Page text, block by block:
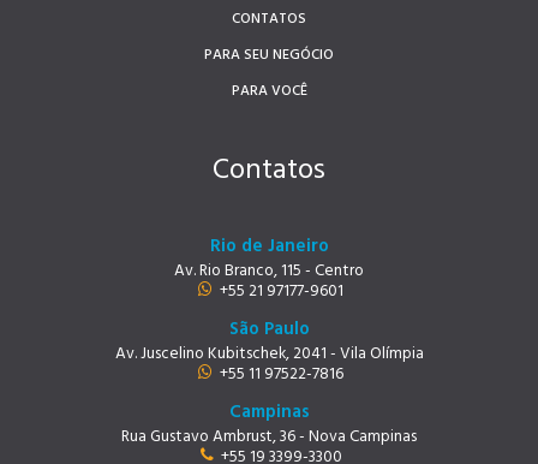
CONTATOS
PARA SEU NEGÓCIO
PARA VOCÊ
Contatos
Rio de Janeiro
Av. Rio Branco, 115 - Centro
+55 21 97177-9601
São Paulo
Av. Juscelino Kubitschek, 2041 - Vila Olímpia
+55 11 97522-7816
Campinas
Rua Gustavo Ambrust, 36 - Nova Campinas
+55 19 3399-3300